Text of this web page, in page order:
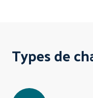
Types de